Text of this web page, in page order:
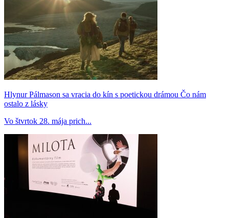
Hlynur Pálmason sa vracia do kín s poetickou drámou Čo nám
ostalo z lásky
Vo štvrtok 28. mája prich...